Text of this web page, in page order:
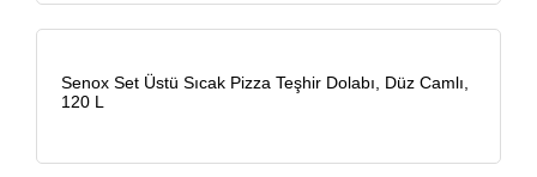
Senox Set Üstü Sıcak Pizza Teşhir Dolabı, Düz Camlı,
120 L